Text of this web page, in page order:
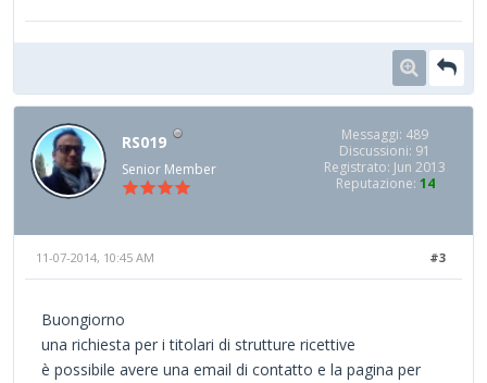
RS019
Senior Member
Messaggi: 489
Discussioni: 91
Registrato: Jun 2013
Reputazione: 14
#3
11-07-2014, 10:45 AM
Buongiorno
una richiesta per i titolari di strutture ricettive
è possibile avere una email di contatto e la pagina per